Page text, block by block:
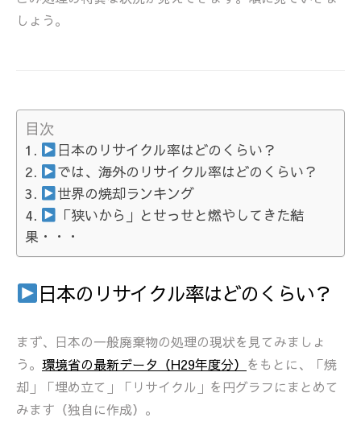
しょう。
目次
日本のリサイクル率はどのくらい？
では、海外のリサイクル率はどのくらい？
世界の焼却ランキング
「狭いから」とせっせと燃やしてきた結
果・・・
日本のリサイクル率はどのくらい？
まず、日本の一般廃棄物の処理の現状を見てみましょ
う。 環境省の最新データ（H29年度分） をもとに、「焼
却」「埋め立て」「リサイクル」を円グラフにまとめて
みます（独自に作成）。